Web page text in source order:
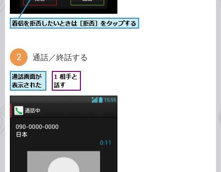
通話／終話する